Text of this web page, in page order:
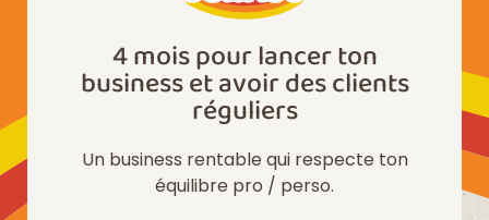
4 mois pour lancer ton
business et avoir des clients
réguliers
Un business rentable qui respecte ton
équilibre pro / perso.